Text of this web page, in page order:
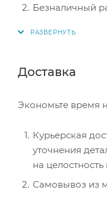
Безналичный
действия и имя
перенаправит
Доставка
Экономьте время
Курьерская
уточнения
на
Самовывоз из